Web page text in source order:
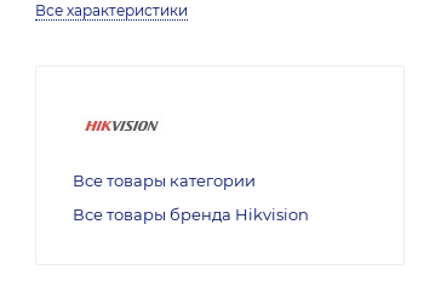
Все характеристики
Все товары категории
Все товары бренда Hikvision